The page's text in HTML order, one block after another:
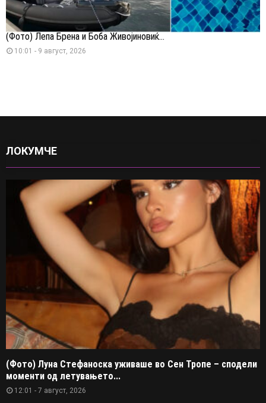
(Фото) Лепа Брена и Боба Живојиновиќ...
10:01 - 9 август, 2026
ЛОКУМЧЕ
(Фото) Луна Стефаноска уживаше во Сен Тропе – сподели
моменти од летувањето...
12:01 - 7 август, 2026